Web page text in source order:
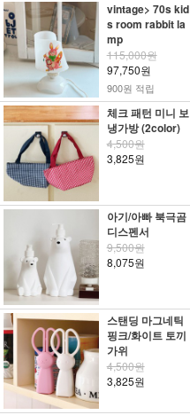
vintage> 70s kid
s room rabbit la
mp
115,000원
97,750원
900원 적립
체크 패턴 미니 보
냉가방 (2color)
4,500원
3,825원
아기/아빠 북극곰
디스펜서
9,500원
8,075원
스탠딩 마그네틱
핑크/화이트 토끼
가위
4,500원
3,825원